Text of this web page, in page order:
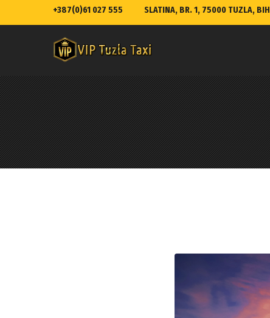
+387(0)61 027 555 SLATINA, BR. 1, 75000 TUZLA, BIH